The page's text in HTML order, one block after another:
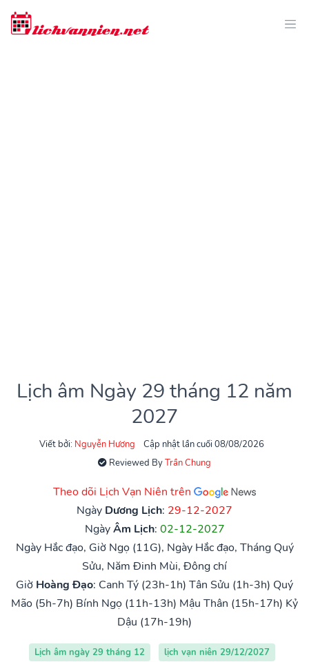
Lịch âm Ngày 29 tháng 12 năm
2027
Viết bởi: Nguyễn Hương
Cập nhật lần cuối 08/08/2026
Reviewed ByTrần Chung
Theo dõi Lịch Vạn Niên trên
Ngày Dương Lịch: 29-12-2027
NgàyÂm Lịch: 02-12-2027
Ngày Hắc đạo, Giờ Ngọ (11G), Ngày Hắc đạo, Tháng Quý
Sửu, Năm Đinh Mùi, Đông chí
Giờ Hoàng Đạo: Canh Tý (23h-1h) Tân Sửu (1h-3h) Quý
Mão (5h-7h) Bính Ngọ (11h-13h) Mậu Thân (15h-17h) Kỷ
Dậu (17h-19h)
Lịch âm ngày 29 tháng 12
lịch vạn niên 29/12/2027